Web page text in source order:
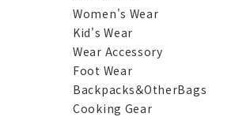
Women's Wear
Kid's Wear
Wear Accessory
Foot Wear
Backpacks＆OtherBags
Cooking Gear